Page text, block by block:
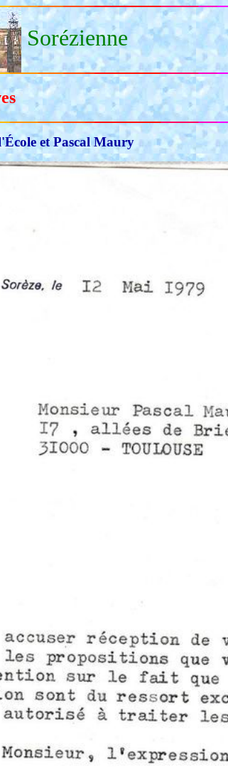
Sorézienne
et Pascal Maury